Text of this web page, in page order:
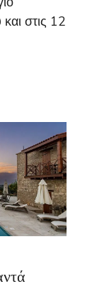
στις 12